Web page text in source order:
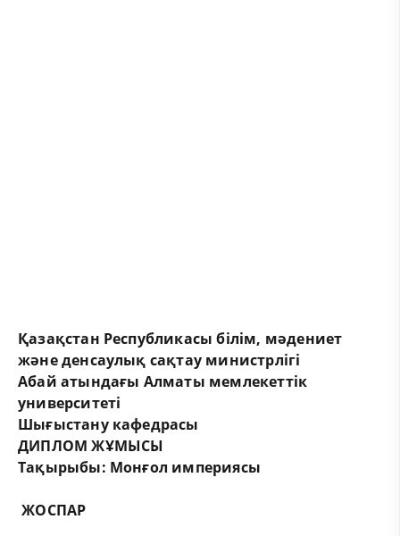
Қазақстан Республикасы білім, мәдениет
және денсаулық сақтау министрлігі
Абай атындағы Алматы мемлекеттік
университеті
Шығыстану кафедрасы
ДИПЛОМ ЖҰМЫСЫ
Тақырыбы: Монғол империясы
ЖОСПАР